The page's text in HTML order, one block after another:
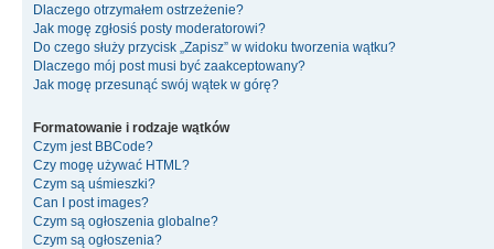
Dlaczego otrzymałem ostrzeżenie?
Jak mogę zgłosiś posty moderatorowi?
Do czego służy przycisk „Zapisz” w widoku tworzenia wątku?
Dlaczego mój post musi być zaakceptowany?
Jak mogę przesunąć swój wątek w górę?
Formatowanie i rodzaje wątków
Czym jest BBCode?
Czy mogę używać HTML?
Czym są uśmieszki?
Can I post images?
Czym są ogłoszenia globalne?
Czym są ogłoszenia?